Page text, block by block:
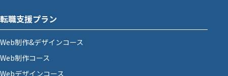
転職支援プラン
Web制作&デザインコース
Web制作コース
Webデザインコース